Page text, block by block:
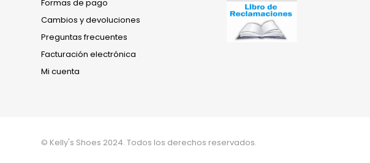
Formas de pago
Cambios y devoluciones
Preguntas frecuentes
Facturación electrónica
Mi cuenta
© Kelly's Shoes 2024. Todos los derechos reservados.